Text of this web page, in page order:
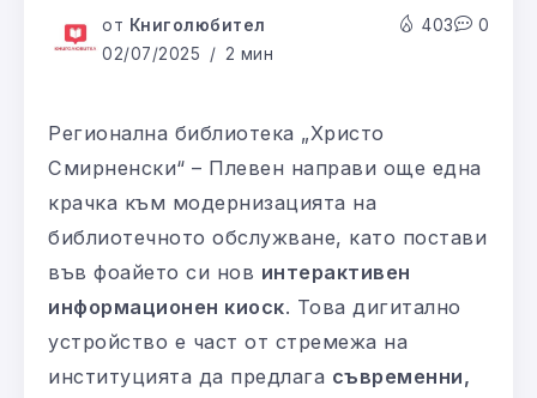
от Книголюбител
02/07/2025
2 мин
403 0
Регионална библиотека „Христо
Смирненски“ – Плевен направи още една
крачка към модернизацията на
библиотечното обслужване, като постави
във фоайето си нов интерактивен
информационен киоск. Това дигитално
устройство е част от стремежа на
институцията да предлага съвременни,